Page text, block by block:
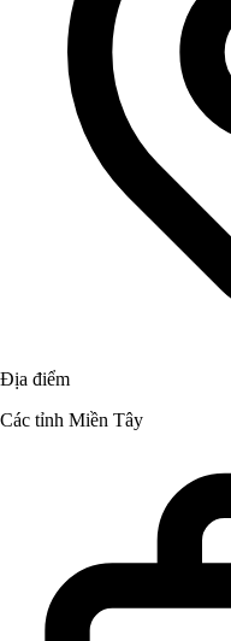
Địa điểm
Các tỉnh Miền Tây